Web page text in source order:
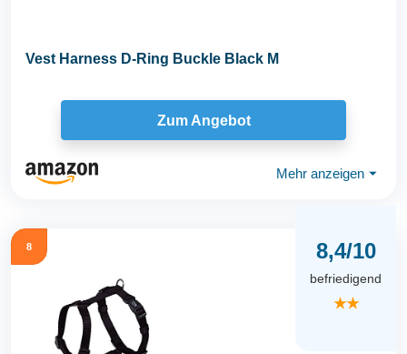
Vest Harness D-Ring Buckle Black M
Zum Angebot
Mehr anzeigen ⏷
8 8,4/10
befriedigend
★★